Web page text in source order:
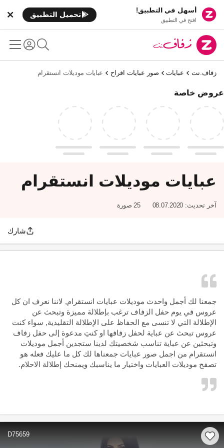
أسهل في التطبيق!
افتح في التطبيق
تحميل التطبيق
زفاف.نت عبايات صور عبايات افراح عبايات موديلات انستقرام
عروض خاصة
عبايات موديلات انستقرام
آخر تحديث: 25 صورة
شارك
جمعنا لك أجمل واحدث موديلات عبايات انستقرام, لاننا نعرف ان كل
عروس في يوم حفل الزفاف ترغب بإطلالة مميزة وتبحث عن
الإطلالة التي لا تنسى مع الحفاظ على الإطلالة التقليدية, سواء كنت
عروس تبحث عن عباية لحفل زفافها او كنتِ مدعوة إلى حفل زفاف
وتبحثين عن عباية تناسب شخصيتك لدينا ستجدين أجمل موديلات
انستقرام من اجمل صور عبايات جمعناها لك كل ما عليك فعله هو
تصفح موديلات العبايات واختيار ما يناسبك ويمنحك إطلالة الاحلام.
D75659